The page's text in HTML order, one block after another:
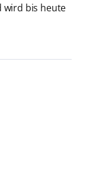
wird bis heute